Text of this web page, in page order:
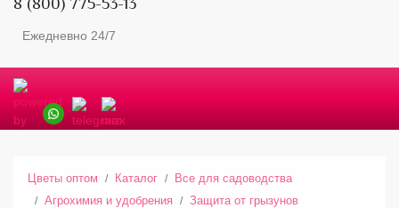
8 (800) 775-53-13
Ежедневно 24/7
Цветы оптом Каталог
Все для садоводства
Агрохимия и удобрения
Защита от грызунов